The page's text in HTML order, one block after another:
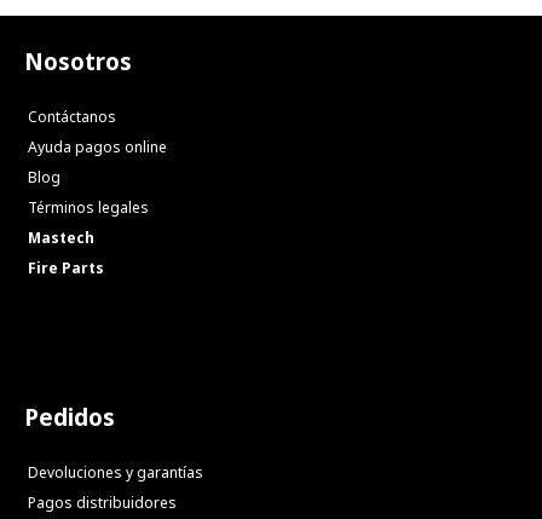
Nosotros
Contáctanos
Ayuda pagos online
Blog
Términos legales
Mastech
Fire Parts
Pedidos
Devoluciones y garantías
Pagos distribuidores